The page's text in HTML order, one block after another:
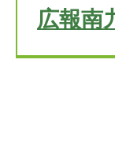
広報南